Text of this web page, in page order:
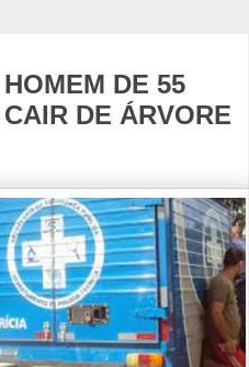
DE 55
DE ÁRVORE